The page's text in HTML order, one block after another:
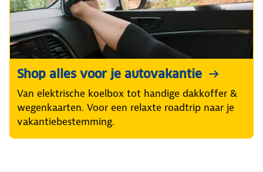
Shop alles voor je autovakantie
Van elektrische koelbox tot handige dakkoffer &
wegenkaarten. Voor een relaxte roadtrip naar je
vakantiebestemming.